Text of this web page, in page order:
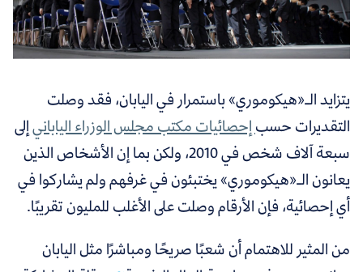
يتزايدالـ«هيكوموري» باستمرار في اليابان، فقد وصلت
التقديرات حسبإحصائيات مكتب مجلس الوزراء اليابانيإلى
سبعة آﻻف شخص في 2010، ولكن بما إن الأشخاص الذين
يعانون الـ«هيكوموري» يختبئون في غرفهم ولم يشاركوا في
أي إحصائية، فإن الأرقام وصلت على الأغلب للمليون تقريبًا.
من المثير للاهتمام أن شعبًا صريحًا ومباشرًا مثل اليابان